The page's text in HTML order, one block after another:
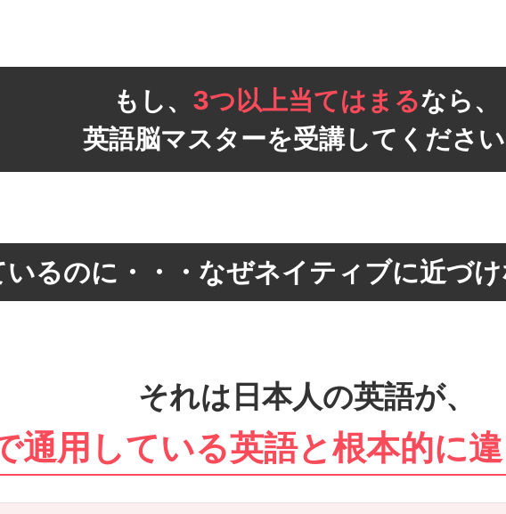
もし、 3つ以上当てはまるなら、
英語脳マスターを受講してください
るのに・・・ なぜネイティブに近づけ
それは日本人の英語が、
通用している英語と根本的に違